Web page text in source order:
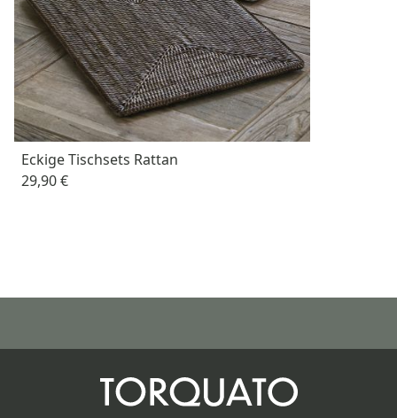
Eckige Tischsets Rattan
29,90 €